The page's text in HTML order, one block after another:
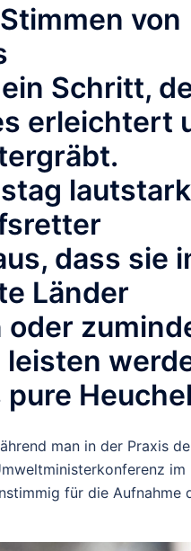
von
Schritt,
erleichtert
lautstark
dass sie
Länder
man in der Praxis
im
für die Aufnahme